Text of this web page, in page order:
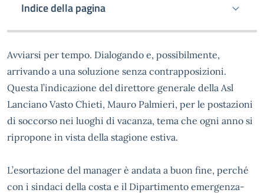
Indice della pagina
Avviarsi per tempo. Dialogando e, possibilmente,
arrivando a una soluzione senza contrapposizioni.
Questa l’indicazione del direttore generale della Asl
Lanciano Vasto Chieti, Mauro Palmieri, per le postazioni
di soccorso nei luoghi di vacanza, tema che ogni anno si
ripropone in vista della stagione estiva.
L’esortazione del manager è andata a buon fine, perché
con i sindaci della costa e il Dipartimento emergenza-